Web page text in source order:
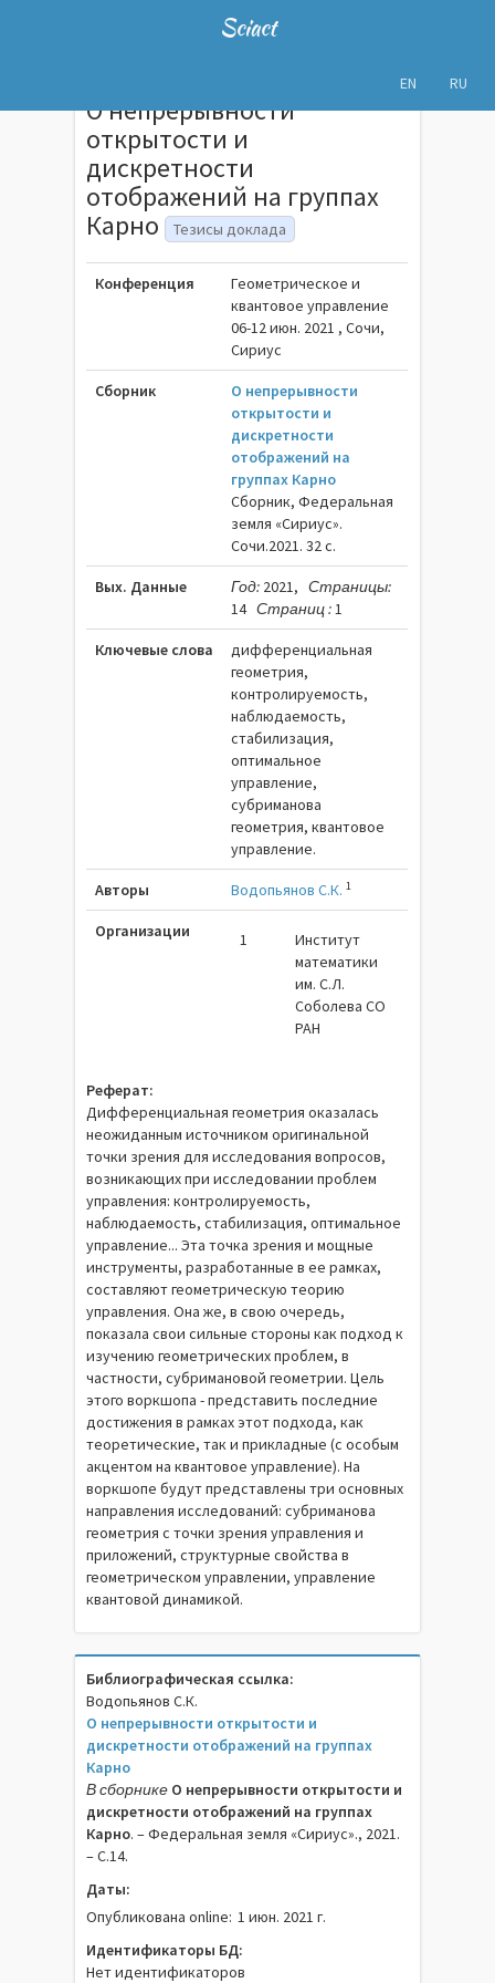
Sciact
EN RU
О непрерывности
открытости и
дискретности
отображений на группах
Карно Тезисы доклада
Конференция
Геометрическое и
квантовое управление
06-12 июн. 2021 , Сочи,
Сириус
Сборник
О непрерывности
открытости и
дискретности
отображений на
группах Карно
Сборник, Федеральная
земля «Сириус».
Сочи.2021. 32 c.
Вых. Данные Год: 2021, Страницы:
14 Страниц :1
Ключевые слова
дифференциальная
геометрия,
контролируемость,
наблюдаемость,
стабилизация,
оптимальное
управление,
субриманова
геометрия, квантовое
управление.
Авторы Водопьянов С.К. 1
Организации 1
Институт
математики
им. С.Л.
Соболева СО
РАН
Реферат:
Дифференциальная геометрия оказалась
неожиданным источником оригинальной
точки зрения для исследования вопросов,
возникающих при исследовании проблем
управления: контролируемость,
наблюдаемость, стабилизация, оптимальное
управление... Эта точка зрения и мощные
инструменты, разработанные в ее рамках,
составляют геометрическую теорию
управления. Она же, в свою очередь,
показала свои сильные стороны как подход к
изучению геометрических проблем, в
частности, субримановой геометрии. Цель
этого воркшопа - представить последние
достижения в рамках этот подхода, как
теоретические, так и прикладные (с особым
акцентом на квантовое управление). На
воркшопе будут представлены три основных
направления исследований: субриманова
геометрия с точки зрения управления и
приложений, структурные свойства в
геометрическом управлении, управление
квантовой динамикой.
Библиографическая ссылка:
Водопьянов С.К.
О непрерывности открытости и
дискретности отображений на группах
Карно
В сборнике О непрерывности открытости и
дискретности отображений на группах
Карно. – Федеральная земля «Сириус»., 2021.
– C.14.
Даты:
Опубликована online: 1 июн. 2021 г.
Идентификаторы БД:
Нет идентификаторов